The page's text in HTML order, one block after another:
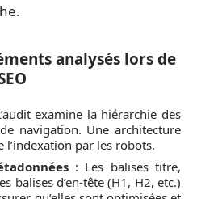
analysés lors de
examine la hiérarchie des
navigation. Une architecture
par les robots.
: Les balises titre,
balises d’en-tête (H1, H2, etc.)